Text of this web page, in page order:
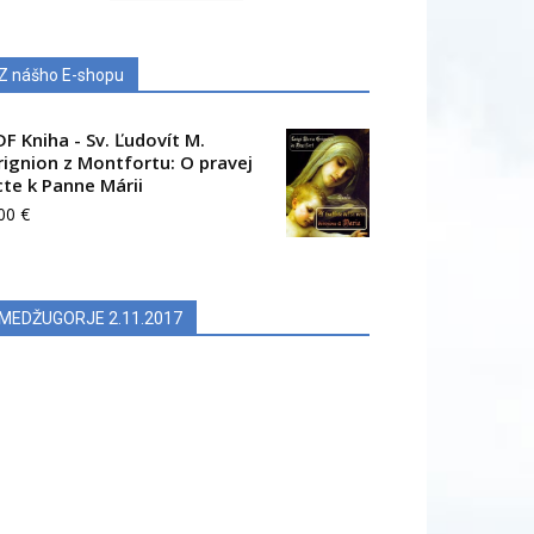
Z nášho E-shopu
Kniha - Sv. Ľudovít M.
z Montfortu: O pravej
k Panne Márii
€
MEDŽUGORJE 2.11.2017